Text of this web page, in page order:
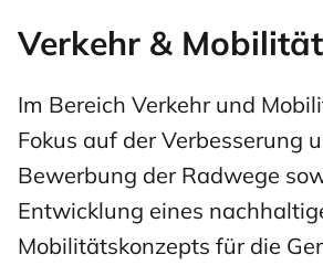
Verkehr & Mobilität
Im Bereich Verkehr und
Fokus auf der Verbesserung
Bewerbung der Radwege
Entwicklung eines
Mobilitätskonzepts für die